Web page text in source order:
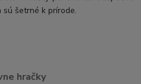
sú šetrné k prírode.
hračky